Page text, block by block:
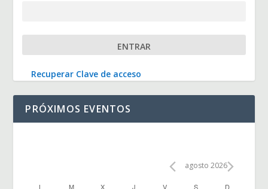
Recuperar Clave de acceso
PRÓXIMOS EVENTOS
agosto 2026
L M X J V S D